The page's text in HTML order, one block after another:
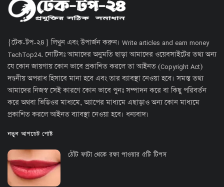
{টেক-টপ-২৪} লিখুন এবং উপার্জন করুন। Write articles and earn money
TechTop24. নোটিসঃ আমাদের অনুমতি ছাড়া আমাদের ওয়েবসাইটের তথ্য অন্য
যে কোন জায়গায় কোন ভাবে প্রকাশিত করলে তা আইনত (Copyright Act)
দণ্ডনীয় অপরাধ হিসাবে মানা হবে এবং তার ব্যাবস্থা নেওয়া হবে। সমস্ত তথ্য
আমাদের নিজস্ব সেই কারণে কোন ভাবে পুনঃ সম্পাদন করে বা কিছু পরিবর্তন
করে অথবা ভিডিওর মাধ্যমে, অ্যাপের মাধ্যমে এছাড়াও অন্য কোন মাধ্যমে
প্রকাশিত করলে আইনত ব্যাবস্থা নেওয়া হবে। ধন্যবাদ।
নতুন আপডেট পোষ্ট
ঠোঁট ফাটা থেকে রক্ষা পাওয়ার ৫টি টিপস